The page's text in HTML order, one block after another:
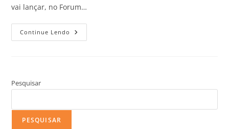
vai lançar, no Forum…
Continue Lendo
Pesquisar
PESQUISAR